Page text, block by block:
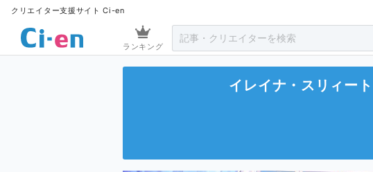
クリエイター支援サイト Ci-en
ランキング
イレイナ・スリィート